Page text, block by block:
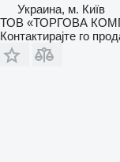
Украина, м. Київ
ТОВ «ТОРГОВА
Контактирајте го